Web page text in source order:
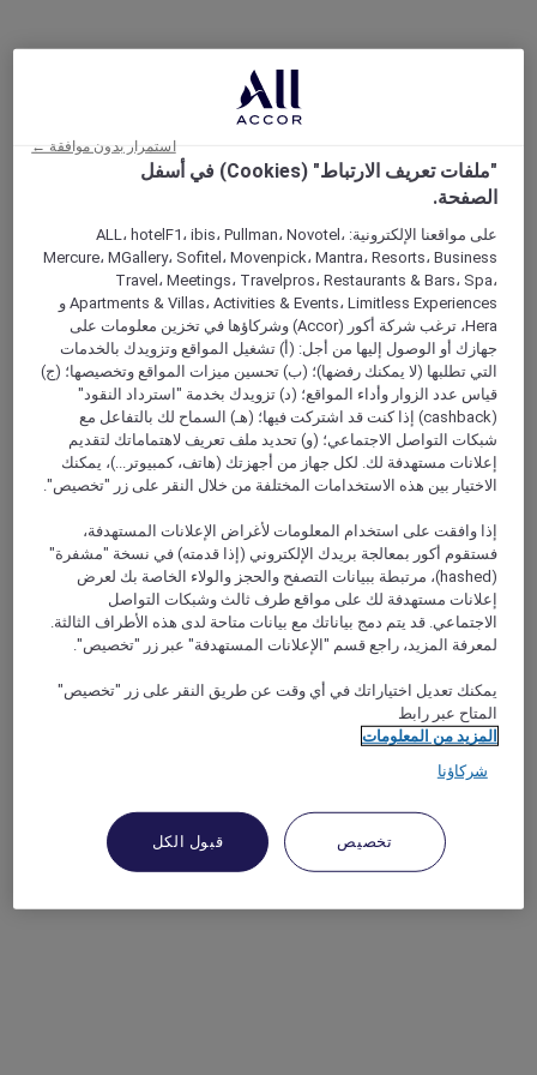
"ملفات تعريف الارتباط" (Cookies) في أسفل
الصفحة.
على مواقعنا الإلكترونية: ALL، hotelF1، ibis، Pullman، Novotel،
Mercure، MGallery، Sofitel، Movenpick، Mantra، Resorts، Business
Travel، Meetings، Travelpros، Restaurants & Bars، Spa،
Apartments & Villas، Activities & Events، Limitless Experiences و
Hera، ترغب شركة أكور (Accor) وشركاؤها في تخزين معلومات على
جهازك أو الوصول إليها من أجل: (أ) تشغيل المواقع وتزويدك بالخدمات
التي تطلبها (لا يمكنك رفضها)؛ (ب) تحسين ميزات المواقع وتخصيصها؛ (ج)
قياس عدد الزوار وأداء المواقع؛ (د) تزويدك بخدمة "استرداد النقود"
(cashback) إذا كنت قد اشتركت فيها؛ (هـ) السماح لك بالتفاعل مع
شبكات التواصل الاجتماعي؛ (و) تحديد ملف تعريف لاهتماماتك لتقديم
إعلانات مستهدفة لك. لكل جهاز من أجهزتك (هاتف، كمبيوتر...)، يمكنك
الاختيار بين هذه الاستخدامات المختلفة من خلال النقر على زر "تخصيص".
إذا وافقت على استخدام المعلومات لأغراض الإعلانات المستهدفة،
فستقوم أكور بمعالجة بريدك الإلكتروني (إذا قدمته) في نسخة "مشفرة"
(hashed)، مرتبطة ببيانات التصفح والحجز والولاء الخاصة بك لعرض
إعلانات مستهدفة لك على مواقع طرف ثالث وشبكات التواصل
الاجتماعي. قد يتم دمج بياناتك مع بيانات متاحة لدى هذه الأطراف الثالثة.
لمعرفة المزيد، راجع قسم "الإعلانات المستهدفة" عبر زر "تخصيص".
يمكنك تعديل اختياراتك في أي وقت عن طريق النقر على زر "تخصيص"
المتاح عبر رابط
المزيد من المعلومات
شركاؤنا
تخصيص قبول الكل
استمرار بدون موافقة ←